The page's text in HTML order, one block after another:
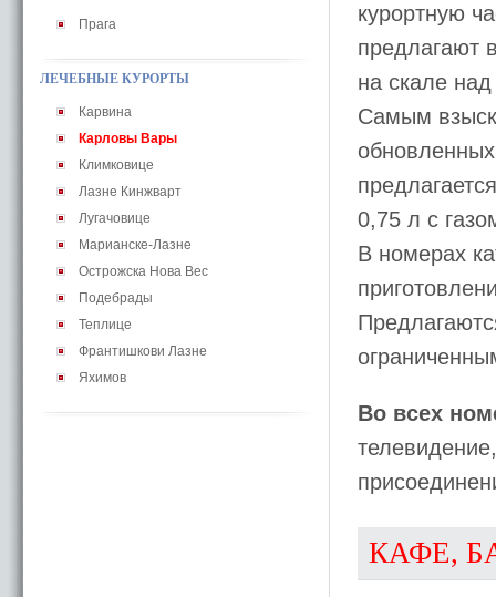
Прага
ЛЕЧЕБНЫЕ КУРОРТЫ
Карвина
Карловы Вары
Климковице
Лазне Кинжварт
Лугачовице
Марианске-Лазне
Острожска Нова Вес
Подебрады
Теплице
Франтишкови Лазне
Яхимов
курортную
предлагают
на скале
Самым
0,75 л с
В номерах
Во всех
КАФЕ,